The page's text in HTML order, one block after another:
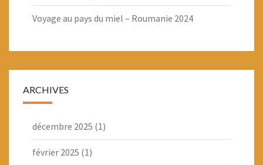
Voyage au pays du miel – Roumanie 2024
ARCHIVES
décembre 2025 (1)
février 2025 (1)